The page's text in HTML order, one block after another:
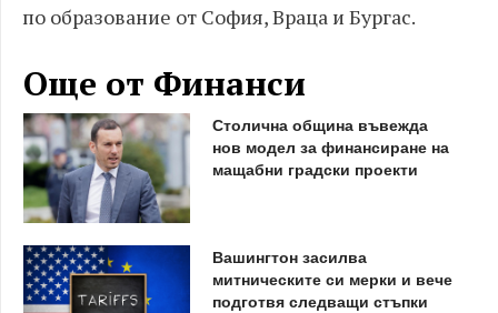
по образование от София, Враца и Бургас.
Още от Финанси
Столична община въвежда
нов модел за финансиране на
мащабни градски проекти
Вашингтон засилва
митническите си мерки и вече
подготвя следващи стъпки